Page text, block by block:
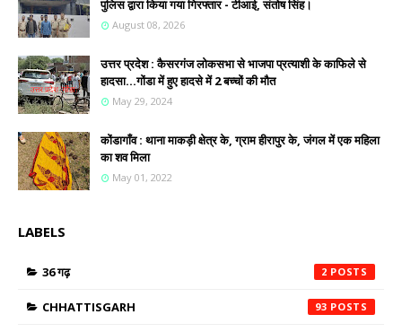
पुलिस द्वारा किया गया गिरफ्तार - टीआई, संतोष सिंह।
August 08, 2026
उत्तर प्रदेश : कैसरगंज लोकसभा से भाजपा प्रत्याशी के काफिले से
हादसा...गोंडा में हुए हादसे में 2 बच्चों की मौत
May 29, 2024
कोंडागाँव : थाना माकड़ी क्षेत्र के, ग्राम हीरापुर के, जंगल में एक महिला
का शव मिला
May 01, 2022
LABELS
36 गढ़ 2
CHHATTISGARH 93